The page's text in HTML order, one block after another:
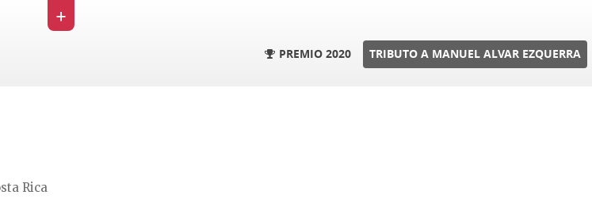
+
PREMIO 2020 TRIBUTO A MANUEL ALVAR EZQUERRA
Rica